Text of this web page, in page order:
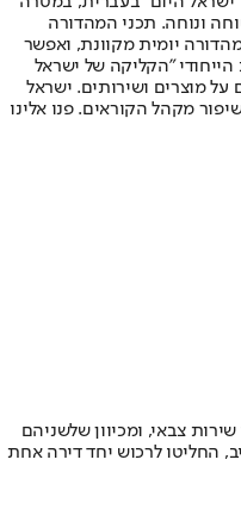
ונוחה. תכני המהדורה
יומית מקוונת, ואפשר
"הקליקה של ישראל
על מוצרים ושירותים. ישראל
מקהל הקוראים. פנו אלינו
צבאי, ומכיוון שלשניהם
החליטו לרכוש יחד דירה אחת